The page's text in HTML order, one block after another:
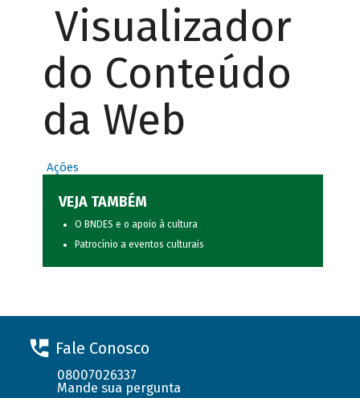
Visualizador
do Conteúdo
da Web
Ações
VEJA TAMBÉM
O BNDES e o apoio à cultura
Patrocínio a eventos culturais
Fale Conosco
08007026337
Mande sua pergunta